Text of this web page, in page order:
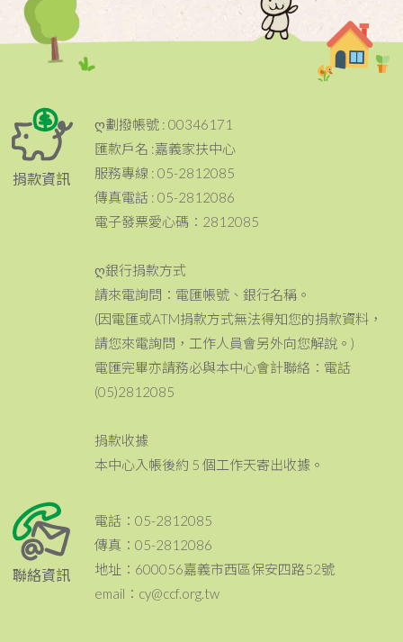
捐款資訊
ღ劃撥帳號 : 00346171
匯款戶名 :嘉義家扶中心
服務專線 : 05-2812085
傳真電話 : 05-2812086
電子發票愛心碼：2812085
ღ銀行捐款方式
請來電詢問：電匯帳號、銀行名稱。
(因電匯或ATM捐款方式無法得知您的捐款資料，
請您來電詢問，工作人員會另外向您解說。)
電匯完畢亦請務必與本中心會計聯絡：電話
(05)2812085
捐款收據
本中心入帳後約 5 個工作天寄出收據。
聯絡資訊
電話：05-2812085
傳真：05-2812086
地址：600056嘉義市西區保安四路52號
email：cy@ccf.org.tw